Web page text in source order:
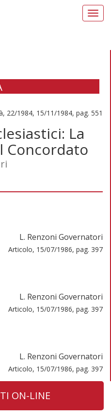
22/1984, 15/11/1984, pag. 551
La
Concordato
L. Renzoni Governatori
Articolo, 15/07/1986, pag. 397
L. Renzoni Governatori
Articolo, 15/07/1986, pag. 397
L. Renzoni Governatori
Articolo, 15/07/1986, pag. 397
ON-LINE